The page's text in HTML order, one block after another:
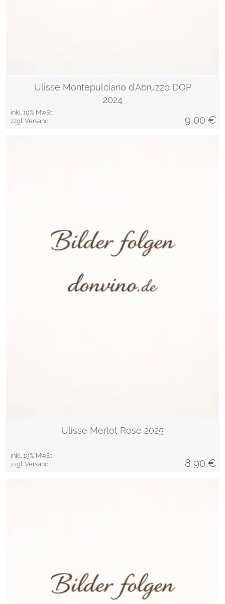
Ulisse Montepulciano d'Abruzzo DOP
2024
inkl. 19% MwSt.
zzgl. Versand
9,00 €
Ulisse Merlot Rosè 2025
inkl. 19% MwSt.
zzgl. Versand
8,90 €